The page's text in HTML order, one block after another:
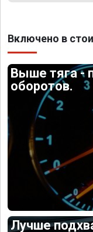
Включено в
Выше тяга -
оборотов.
Лучше